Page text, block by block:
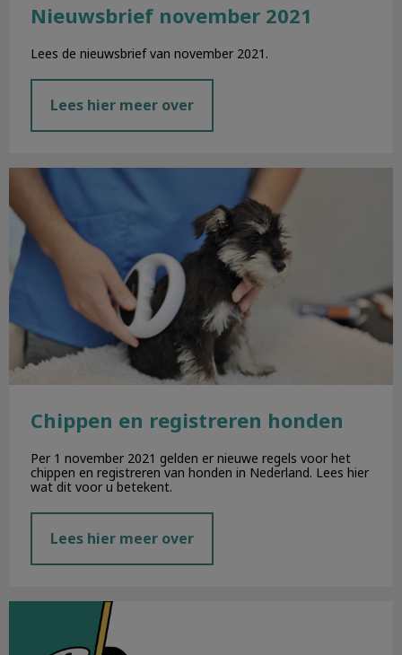
Nieuwsbrief november 2021
Lees de nieuwsbrief van november 2021.
Lees hier meer over
Chippen en registreren honden
Chippen en registreren honden
Per 1 november 2021 gelden er nieuwe regels voor het
chippen en registreren van honden in Nederland. Lees hier
wat dit voor u betekent.
Lees hier meer over
Nieuwsbrief oktober 2021